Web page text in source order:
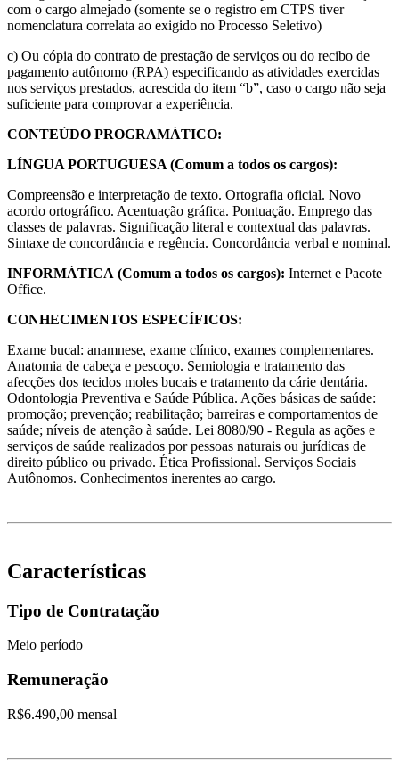
com o cargo almejado (somente se o registro em CTPS tiver
nomenclatura correlata ao exigido no Processo Seletivo)
c) Ou cópia do contrato de prestação de serviços ou do recibo de
pagamento autônomo (RPA) especificando as atividades exercidas
nos serviços prestados, acrescida do item “b”, caso o cargo não seja
suficiente para comprovar a experiência.
CONTEÚDO PROGRAMÁTICO:
LÍNGUA PORTUGUESA (Comum a todos os cargos):
Compreensão e interpretação de texto. Ortografia oficial. Novo
acordo ortográfico. Acentuação gráfica. Pontuação. Emprego das
classes de palavras. Significação literal e contextual das palavras.
Sintaxe de concordância e regência. Concordância verbal e nominal.
INFORMÁTICA (Comum a todos os cargos): Internet e Pacote
Office.
CONHECIMENTOS ESPECÍFICOS:
Exame bucal: anamnese, exame clínico, exames complementares.
Anatomia de cabeça e pescoço. Semiologia e tratamento das
afecções dos tecidos moles bucais e tratamento da cárie dentária.
Odontologia Preventiva e Saúde Pública. Ações básicas de saúde:
promoção; prevenção; reabilitação; barreiras e comportamentos de
saúde; níveis de atenção à saúde. Lei 8080/90 - Regula as ações e
serviços de saúde realizados por pessoas naturais ou jurídicas de
direito público ou privado. Ética Profissional. Serviços Sociais
Autônomos. Conhecimentos inerentes ao cargo.
Características
Tipo de Contratação
Meio período
Remuneração
R$6.490,00 mensal